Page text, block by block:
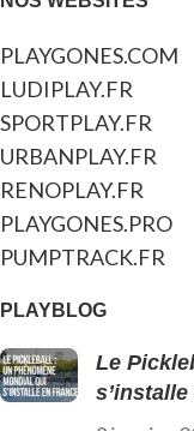
PLAYGONES.COM
LUDIPLAY.FR
SPORTPLAY.FR
URBANPLAY.FR
RENOPLAY.FR
PLAYGONES.PRO
PUMPTRACK.FR
PLAYBLOG
Le